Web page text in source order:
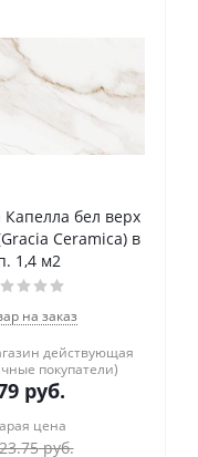
Капелла бел верх
Ceramica) в
1,4 м2
на заказ
действующая
покупатели)
руб.
цена
руб.